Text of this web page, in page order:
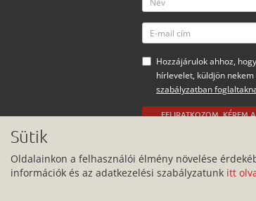
Hozzájárulok ahhoz,
hírlevelet, küldjön nekem
szabályzatban
FELIRATKOZOM, KÉREM
Minden jog fenntartva.
Sütik
Oldalainkon a felhasználói élmény növelése
információk és az adatkezelési szabályzatunk itt